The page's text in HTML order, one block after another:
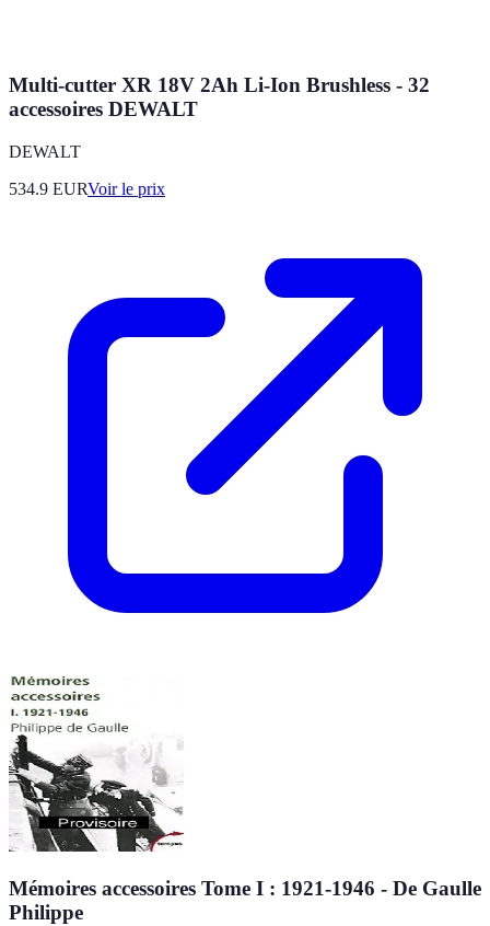
Multi-cutter XR 18V 2Ah Li-Ion Brushless - 32
accessoires DEWALT
DEWALT
534.9 EURVoir le prix
Mémoires accessoires Tome I : 1921-1946 - De Gaulle
Philippe